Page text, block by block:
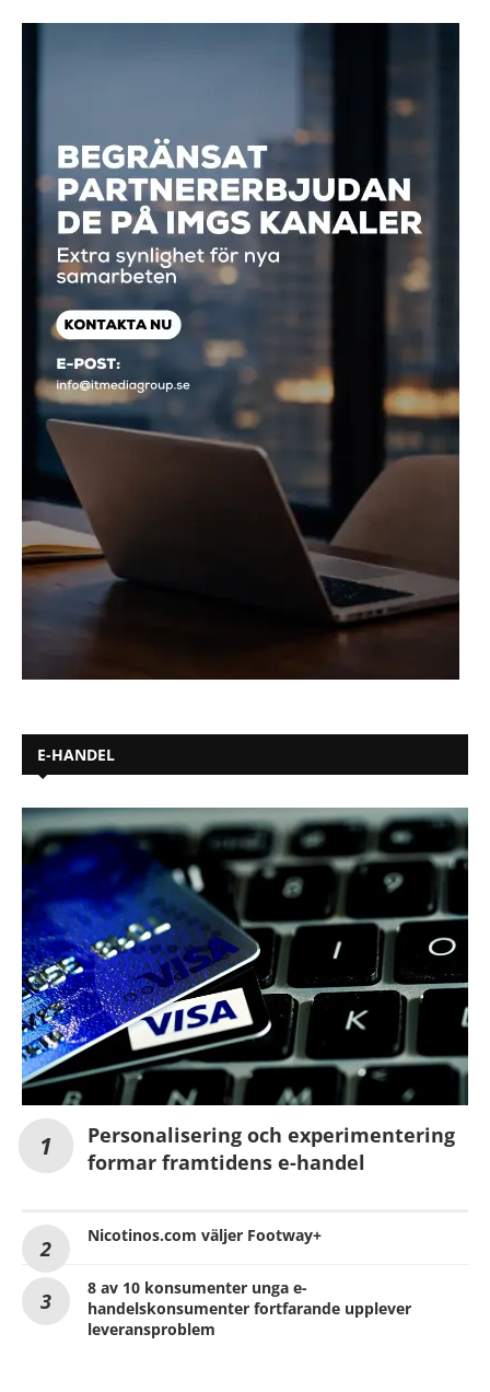
E-HANDEL
Personalisering och experimentering
formar framtidens e-handel
Nicotinos.com väljer Footway+
8 av 10 konsumenter unga e-
handelskonsumenter fortfarande upplever
leveransproblem